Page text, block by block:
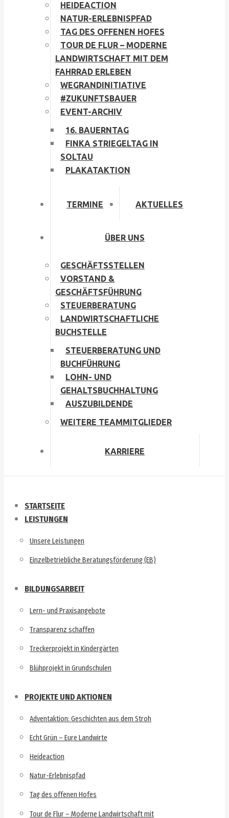
HEIDEACTION
NATUR-ERLEBNISPFAD
TAG DES OFFENEN HOFES
TOUR DE FLUR – MODERNE
LANDWIRTSCHAFT MIT DEM
FAHRRAD ERLEBEN
WEGRANDINITIATIVE
#ZUKUNFTSBAUER
EVENT-ARCHIV
16. BAUERNTAG
FINKA STRIEGELTAG IN
SOLTAU
PLAKATAKTION
TERMINE AKTUELLES
ÜBER UNS
GESCHÄFTSSTELLEN
VORSTAND &
GESCHÄFTSFÜHRUNG
STEUERBERATUNG
LANDWIRTSCHAFTLICHE
BUCHSTELLE
STEUERBERATUNG UND
BUCHFÜHRUNG
LOHN- UND
GEHALTSBUCHHALTUNG
AUSZUBILDENDE
WEITERE TEAMMITGLIEDER
KARRIERE
STARTSEITE
LEISTUNGEN
Unsere Leistungen
Einzelbetriebliche Beratungsförderung (EB)
BILDUNGSARBEIT
Lern- und Praxisangebote
Transparenz schaffen
Treckerprojekt in Kindergärten
Blühprojekt in Grundschulen
PROJEKTE UND AKTIONEN
Adventaktion: Geschichten aus dem Stroh
Echt Grün – Eure Landwirte
Heideaction
Natur-Erlebnispfad
Tag des offenen Hofes
Tour de Flur – Moderne Landwirtschaft mit